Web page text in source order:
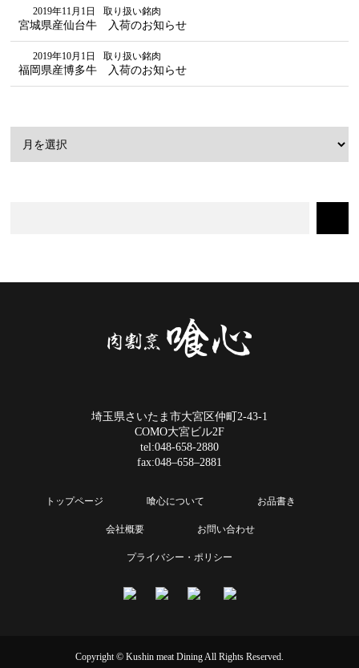
2019年11月1日 取り扱い銘肉
宮城県産仙台牛 入荷のお知らせ
2019年10月1日 取り扱い銘肉
福岡県産博多牛 入荷のお知らせ
埼玉県さいたま市大宮区仲町2-43-1
COMO大宮ビル2F
tel:048-658-2880
fax:048–658–2881
トップページ 喰心について お品書き
会社概要 お問い合わせ
プライバシー・ポリシー
Copyright © Kushin meat Dining All Rights Reserved.